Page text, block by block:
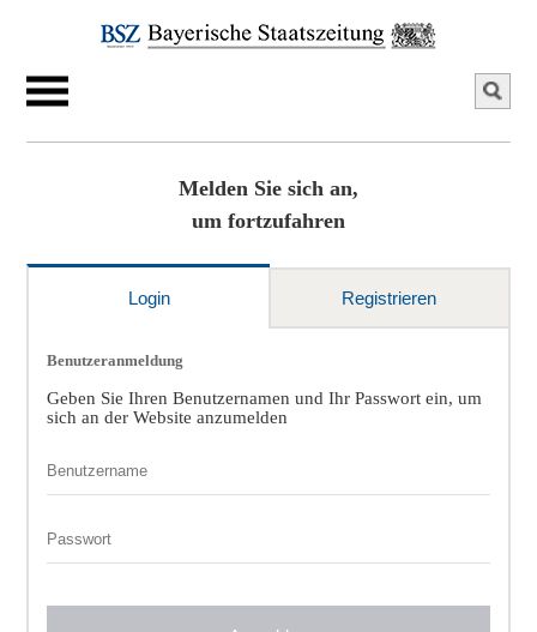
Melden Sie sich an,
um fortzufahren
Login Registrieren
Benutzeranmeldung
Geben Sie Ihren Benutzernamen und Ihr Passwort ein, um
sich an der Website anzumelden